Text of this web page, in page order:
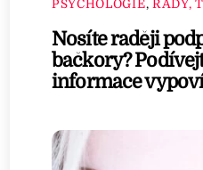
PSYCHOLOGIE, RADY,
Nosíte raději
bačkory?
informace